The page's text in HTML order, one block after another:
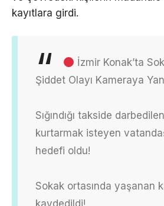
kayıtlara girdi.
İzmir Konak’ta
Sığındığı takside
kurtarmak isteyen
Sokak ortasında yaşanan